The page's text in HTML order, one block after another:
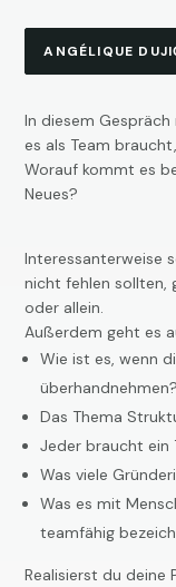
ANGÉLIQUE
In diesem
es als Team
Worauf kommt es
Neues?
Interessanterweise
nicht fehlen sollten,
oder allein.
Außerdem geht es
Wie ist es, wenn
überhandnehmen?
Das Thema
Jeder braucht ein
Was viele
Was es mit
teamfähig
Realisierst du deine